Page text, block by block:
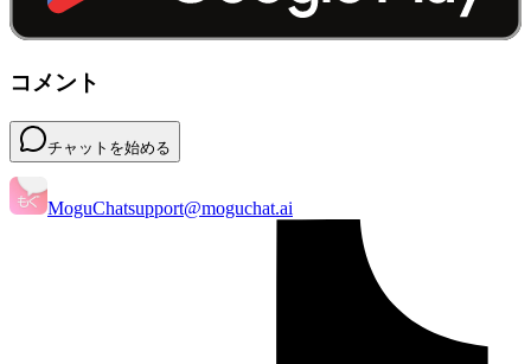
コメント
チャットを始める
MoguChatsupport@moguchat.ai